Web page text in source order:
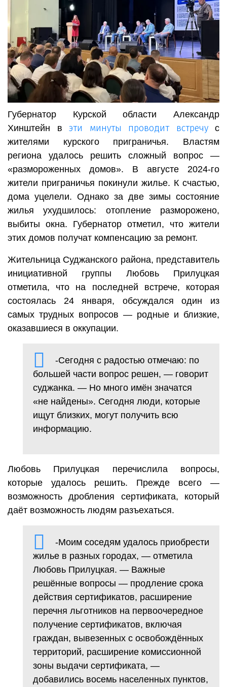
Губернатор Курской области Александр
Хинштейн в эти минуты проводит встречус
жителями курского приграничья. Властям
региона удалось решить сложный вопрос —
«размороженных домов». В августе 2024-го
жители приграничья покинули жилье. К счастью,
дома уцелели. Однако за две зимы состояние
жилья ухудшилось: отопление разморожено,
выбиты окна. Губернатор отметил, что жители
этих домов получат компенсацию за ремонт.
Жительница Суджанского района, представитель
инициативной группы Любовь Прилуцкая
отметила, что на последней встрече, которая
состоялась 24 января, обсуждался один из
самых трудных вопросов — родные и близкие,
оказавшиеся в оккупации.
-Сегодня с радостью отмечаю: по
большей части вопрос решен, — говорит
суджанка. — Но много имён значатся
«не найдены». Сегодня люди, которые
ищут близких, могут получить всю
информацию.
Любовь Прилуцкая перечислила вопросы,
которые удалось решить. Прежде всего —
возможность дробления сертификата, который
даёт возможность людям разъехаться.
-Моим соседям удалось приобрести
жилье в разных городах, — отметила
Любовь Прилуцкая. — Важные
решённые вопросы — продление срока
действия сертификатов, расширение
перечня льготников на первоочередное
получение сертификатов, включая
граждан, вывезенных с освобождённых
территорий, расширение комиссионной
зоны выдачи сертификата, —
добавились восемь населенных пунктов,